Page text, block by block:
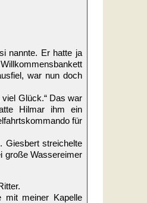
nannte. Er hatte ja
war nun doch
Glück.“ Das war
Hilmar ihm ein
für
Giesbert streichelte
große Wassereimer
mit meiner Kapelle